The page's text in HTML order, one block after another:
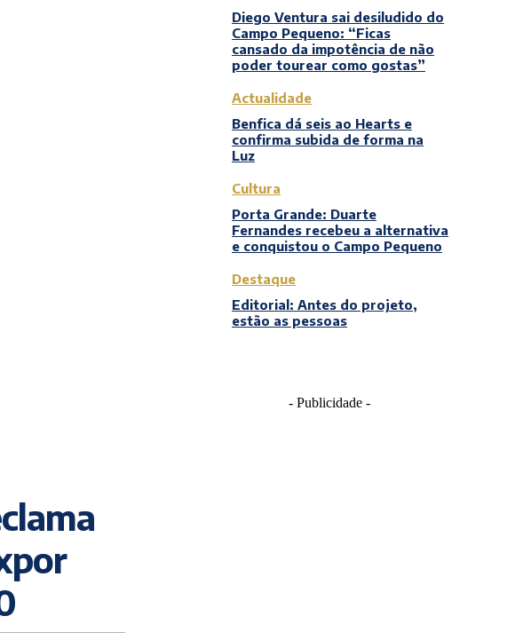
Diego Ventura sai desiludido do
Campo Pequeno: “Ficas
cansado da impotência de não
poder tourear como gostas”
Actualidade
Benfica dá seis ao Hearts e
confirma subida de forma na
Luz
Cultura
Porta Grande: Duarte
Fernandes recebeu a alternativa
e conquistou o Campo Pequeno
Destaque
Editorial: Antes do projeto,
estão as pessoas
- Publicidade -